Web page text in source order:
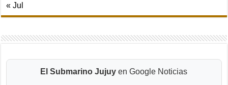
« Jul
El Submarino Jujuy en Google Noticias